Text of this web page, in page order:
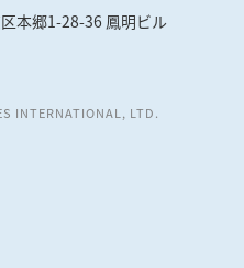
本郷1-28-36 鳳明ビル
INTERNATIONAL, LTD.